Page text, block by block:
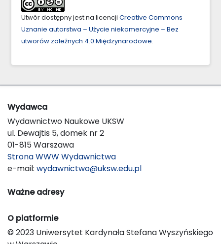
Utwór dostępny jest na licencji Creative Commons
Uznanie autorstwa – Użycie niekomercyjne – Bez
utworów zależnych 4.0 Międzynarodowe.
Wydawca
Wydawnictwo Naukowe UKSW
ul. Dewajtis 5, domek nr 2
01-815 Warszawa
Strona WWW Wydawnictwa
e-mail: wydawnictwo@uksw.edu.pl
Ważne adresy
O platformie
© 2023 Uniwersytet Kardynała Stefana Wyszyńskiego